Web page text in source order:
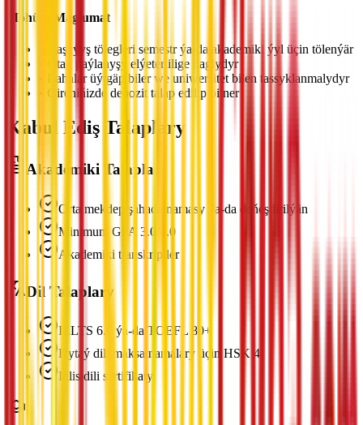
Möhüm Maglumat
Ýaşaýyş tölegleri semestr ýa-da akademiki ýyl üçin tölenýär
Otag paýlanyşy elýeterlilige baglydyr
Bahalar üýtgäp biler we uniwersitet bilen tassyklanmalydyr
Gireniňizde depozit talap edilip bilner
Kabul Ediş Talaplary
Akademiki Talaplar
Orta mekdep şahadatnamasy ýa-da deňeşdirilýän
Minimum GPA 3.0/4.0
Akademiki transkriptler
Dil Talaplary
IELTS 6.0 ýa-da TOEFL 80+
Hytaý dili maksatnamalary üçin HSK 4
Iňlis dili sertifikaty